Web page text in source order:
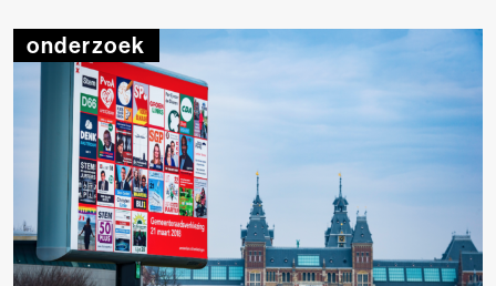
die lokale media spelen bij de verkiezingen, hoe
lokaal nieuws wordt geconsumeerd en in
hoeverre media(gebruik) van invloed is op
stemgedrag. Het onderzoek is uitgevoerd in
samenwerking met LJS Nieuwsmonitor, Vrije
Universiteit Amsterdam en Hogeschool
Windesheim.
onderzoek